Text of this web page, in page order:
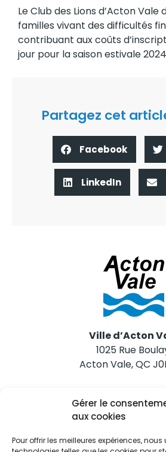
Gérer le
aux cookies
Pour offrir les meilleures expériences,
Le Club des Lions d’Acton Vale
familles vivant des difficultés
contribuant aux coûts
jour pour la saison estivale
Partagez cet
Facebook
LinkedIn
Ville d’Acton
1025 Rue
Acton Vale, QC
Nous joindre
Tél. 450 546-